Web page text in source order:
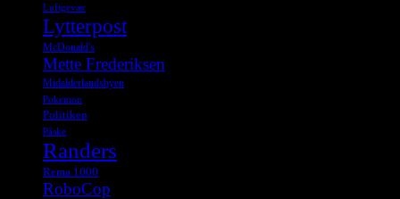
Luftgevær
Lytterpost
McDonald's
Mette Frederiksen
Midalderlandsbyen
Pokemon
Politiken
Påske
Randers
Rema 1000
RoboCop